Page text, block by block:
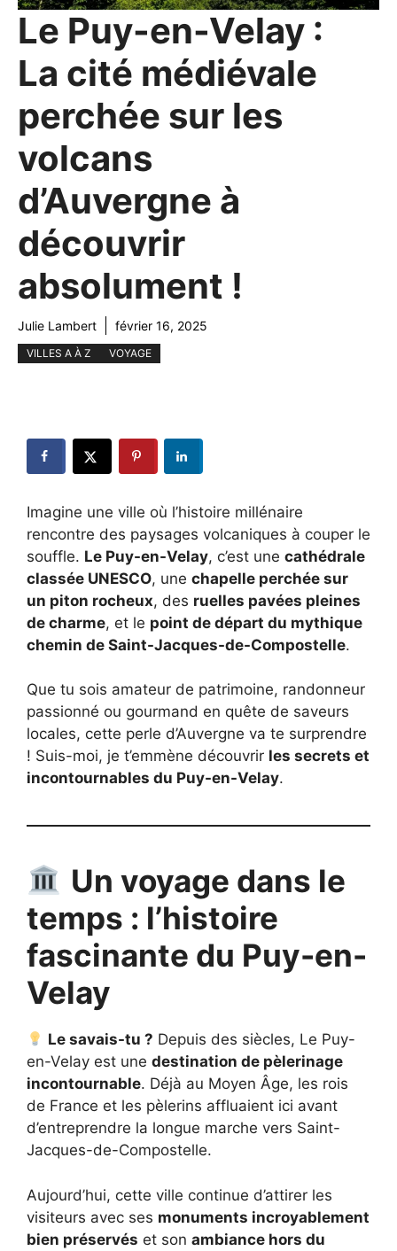
Le Puy-en-Velay :
La cité médiévale
perchée sur les
volcans
d’Auvergne à
découvrir
absolument !
Julie Lambert février 16, 2025
VILLES A À Z VOYAGE
Imagine une ville où l’histoire millénaire
rencontre des paysages volcaniques à couper le
souffle. Le Puy-en-Velay, c’est une cathédrale
classée UNESCO, une chapelle perchée sur
un piton rocheux, des ruelles pavées pleines
de charme, et le point de départ du mythique
chemin de Saint-Jacques-de-Compostelle.
Que tu sois amateur de patrimoine, randonneur
passionné ou gourmand en quête de saveurs
locales, cette perle d’Auvergne va te surprendre
! Suis-moi, je t’emmène découvrir les secrets et
incontournables du Puy-en-Velay.
Un voyage dans le
temps : l’histoire
fascinante du Puy-en-
Velay
Le savais-tu ? Depuis des siècles, Le Puy-
en-Velay est une destination de pèlerinage
incontournable. Déjà au Moyen Âge, les rois
de France et les pèlerins affluaient ici avant
d’entreprendre la longue marche vers Saint-
Jacques-de-Compostelle.
Aujourd’hui, cette ville continue d’attirer les
visiteurs avec ses monuments incroyablement
bien préservés et son ambiance hors du